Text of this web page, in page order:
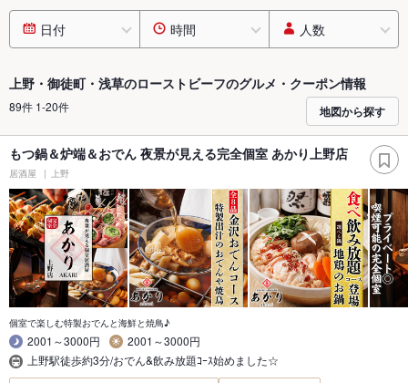
日付 時間 人数
上野・御徒町・浅草のローストビーフのグルメ・クーポン情報
89件 1-20件 地図から探す
もつ鍋＆炉端＆おでん 夜景が見える完全個室 あかり上野店
居酒屋 上野
個室で楽しむ特製おでんと海鮮と焼鳥♪
2001～3000円
2001～3000円
上野駅徒歩約3分/おでん&飲み放題ｺｰｽ始めました☆